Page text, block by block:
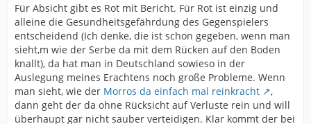
Für Absicht gibt es Rot mit Bericht. Für Rot ist einzig und
alleine die Gesundheitsgefährdung des Gegenspielers
entscheidend (Ich denke, die ist schon gegeben, wenn man
sieht,m wie der Serbe da mit dem Rücken auf den Boden
knallt), da hat man in Deutschland sowieso in der
Auslegung meines Erachtens noch große Probleme. Wenn
man sieht, wie der Morros da einfach mal reinkracht
,
dann geht der da ohne Rücksicht auf Verluste rein und will
überhaupt gar nicht sauber verteidigen. Klar kommt der bei